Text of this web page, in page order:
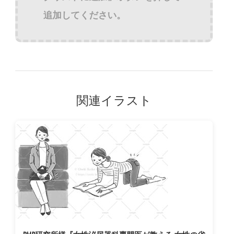
追加してください。
関連イラスト